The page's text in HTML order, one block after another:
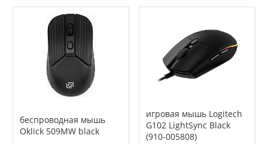
беспроводная мышь
Oklick 509MW black
игровая мышь Logitech
G102 LightSync Black
(910-005808)